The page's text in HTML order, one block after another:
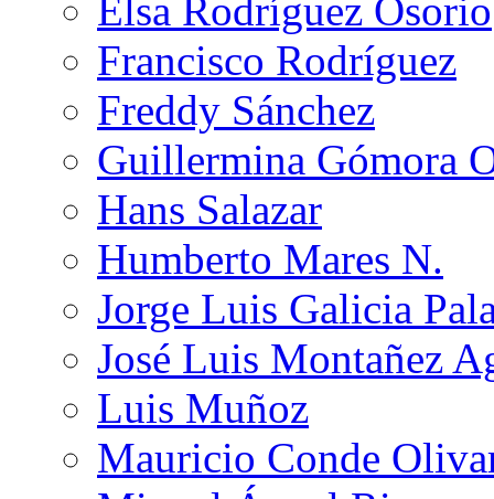
Elsa Rodríguez Osorio
Francisco Rodríguez
Freddy Sánchez
Guillermina Gómora
Hans Salazar
Humberto Mares N.
Jorge Luis Galicia
José Luis Montañez
Luis Muñoz
Mauricio Conde